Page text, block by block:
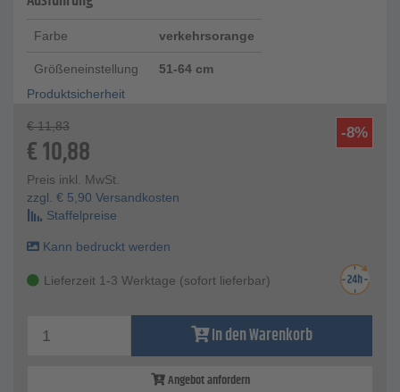
Farbe verkehrsorange
Größeneinstellung
51-64 cm
Produktsicherheit
-8%
€ 11,83
€10,88
Preis inkl. MwSt.
zzgl. € 5,90 Versandkosten
Staffelpreise
Kann bedruckt werden
Lieferzeit 1-3 Werktage (sofort lieferbar)
In den Warenkorb
Angebot anfordern